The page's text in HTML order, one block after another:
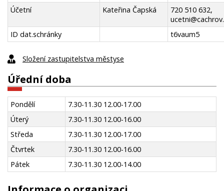
Účetní
Kateřina Čapská
720 510 632,
ID dat.schránky
t6vaum5
Složení zastupitelstva městyse
Úřední doba
Pondělí
7.30-11.30 12.00-17.00
Úterý
7.30-11.30 12.00-16.00
Středa
7.30-11.30 12.00-17.00
Čtvrtek
7.30-11.30 12.00-16.00
Pátek
7.30-11.30 12.00-14.00